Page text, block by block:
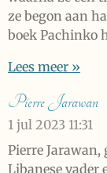
ze begon aan
boek Pachinko
Lees meer »
Pierre Jarawan
1 jul 2023 11:31
Pierre Jarawan,
Libanese vader